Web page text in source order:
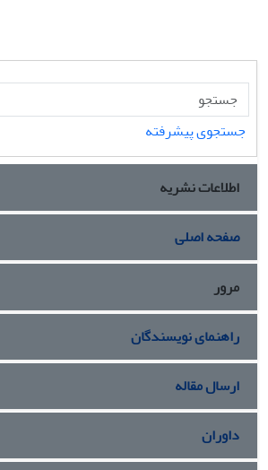
جستجوی پیشرفته
اطلاعات نشریه
صفحه اصلی
مرور
راهنمای نویسندگان
ارسال مقاله
داوران